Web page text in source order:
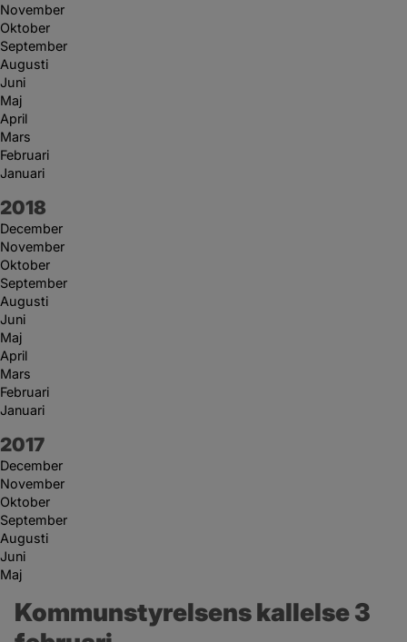
November
Oktober
September
Augusti
Juni
Maj
April
Mars
Februari
Januari
År:
2018
December
November
Oktober
September
Augusti
Juni
Maj
April
Mars
Februari
Januari
År:
2017
December
November
Oktober
September
Augusti
Juni
Maj
Kommunstyrelsens kallelse 3